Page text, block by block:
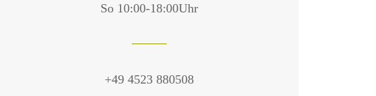
So 10:00-18:00Uhr
+49 4523 880508